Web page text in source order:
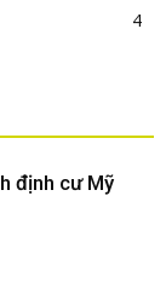
4
định cư Mỹ